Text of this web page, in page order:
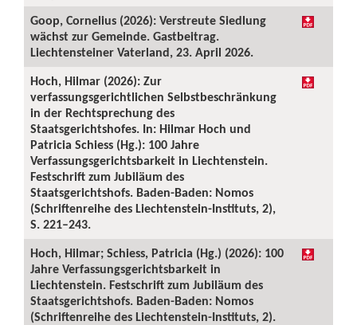
Goop, Cornelius (2026): Verstreute Siedlung
wächst zur Gemeinde. Gastbeitrag.
Liechtensteiner Vaterland, 23. April 2026.
Hoch, Hilmar (2026): Zur
verfassungsgerichtlichen Selbstbeschränkung
in der Rechtsprechung des
Staatsgerichtshofes. In: Hilmar Hoch und
Patricia Schiess (Hg.): 100 Jahre
Verfassungsgerichtsbarkeit in Liechtenstein.
Festschrift zum Jubiläum des
Staatsgerichtshofs. Baden-Baden: Nomos
(Schriftenreihe des Liechtenstein-Instituts, 2),
S. 221–243.
Hoch, Hilmar; Schiess, Patricia (Hg.) (2026): 100
Jahre Verfassungsgerichtsbarkeit in
Liechtenstein. Festschrift zum Jubiläum des
Staatsgerichtshofs. Baden-Baden: Nomos
(Schriftenreihe des Liechtenstein-Instituts, 2).